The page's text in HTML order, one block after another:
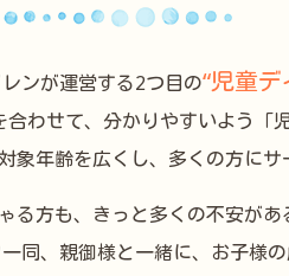
ンが運営する2つ目の“児童
わせて、分かりやすいよう「
年齢を広くし、多くの方にサ
方も、きっと多くの不安が
同、親御様と一緒に、お子様